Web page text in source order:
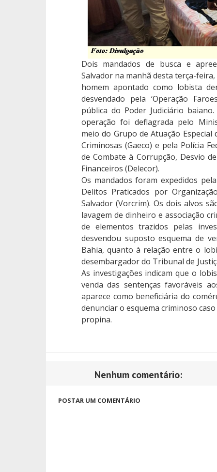
Dois mandados de busca e
Salvador na manhã desta terça-
homem apontado como lobista
desvendado pela ‘Operação
pública do Poder Judiciário baiano.
operação foi deflagrada pelo
meio do Grupo de Atuação Especial
Criminosas (Gaeco) e pela Polícia
de Combate à Corrupção, Desvio
Financeiros (Delecor).
Os mandados foram expedidos
Delitos Praticados por
Salvador (Vorcrim). Os dois alvos
lavagem de dinheiro e associação
de elementos trazidos pelas
desvendou suposto esquema de
Bahia, quanto à relação entre o
desembargador do Tribunal de
As investigações indicam que o
venda das sentenças favoráveis
aparece como beneficiária do
denunciar o esquema criminoso
propina.
Nenhum comentário:
POSTAR UM COMENTÁRIO